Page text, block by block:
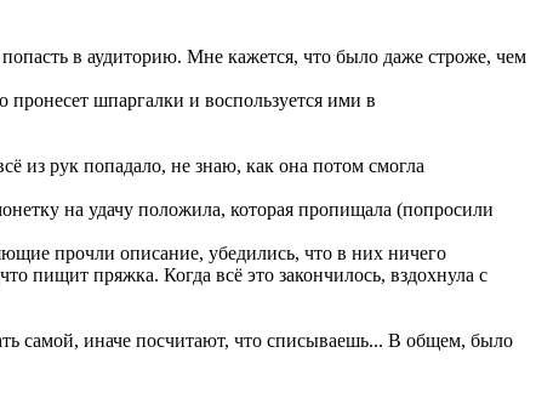
в аудиторию. Мне кажется, что было даже строже, чем
пронесет шпаргалки и воспользуется ими в
из рук попадало, не знаю, как она потом смогла
на удачу положила, которая пропищала (попросили
прочли описание, убедились, что в них ничего
пищит пряжка. Когда всё это закончилось, вздохнула с
самой, иначе посчитают, что списываешь... В общем, было